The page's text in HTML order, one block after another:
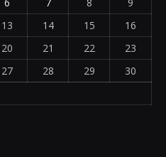
13 14 15
16
20 21 22
23
27 28 29
30